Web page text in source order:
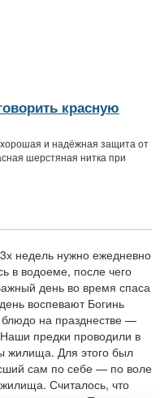
красную
хорошая и надёжная защита от
шерстяная нитка при
недель нужно ежедневно
в водоеме, после чего
день во время спаса
воспевают Богинь
на празднестве —
предки проводили в
жилища. Для этого был
сам по себе — по воле
Считалось, что